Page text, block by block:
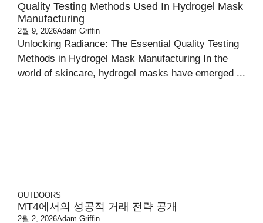
Quality Testing Methods Used In Hydrogel Mask
Manufacturing
2월 9, 2026Adam Griffin
Unlocking Radiance: The Essential Quality Testing
Methods in Hydrogel Mask Manufacturing In the
world of skincare, hydrogel masks have emerged ...
OUTDOORS
MT4에서의 성공적 거래 전략 공개
2월 2, 2026Adam Griffin